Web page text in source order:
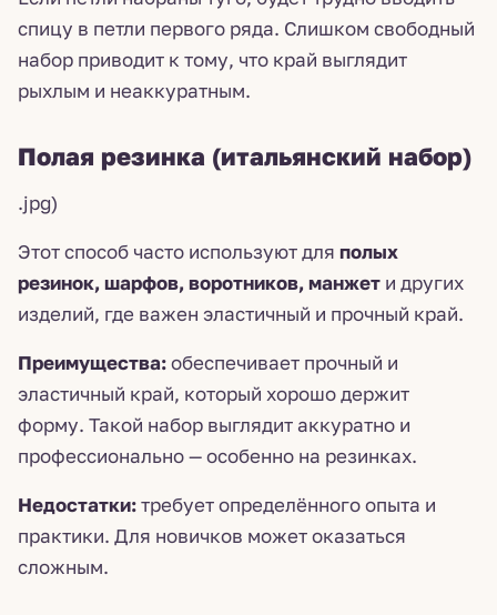
спицу в петли первого ряда. Слишком свободный
набор приводит к тому, что край выглядит
рыхлым и неаккуратным.
Полая резинка (итальянский набор)
.jpg)
Этот способ часто используют для полых
резинок, шарфов, воротников, манжет и других
изделий, где важен эластичный и прочный край.
Преимущества:обеспечивает прочный и
эластичный край, который хорошо держит
форму. Такой набор выглядит аккуратно и
профессионально — особенно на резинках.
Недостатки:требует определённого опыта и
практики. Для новичков может оказаться
сложным.